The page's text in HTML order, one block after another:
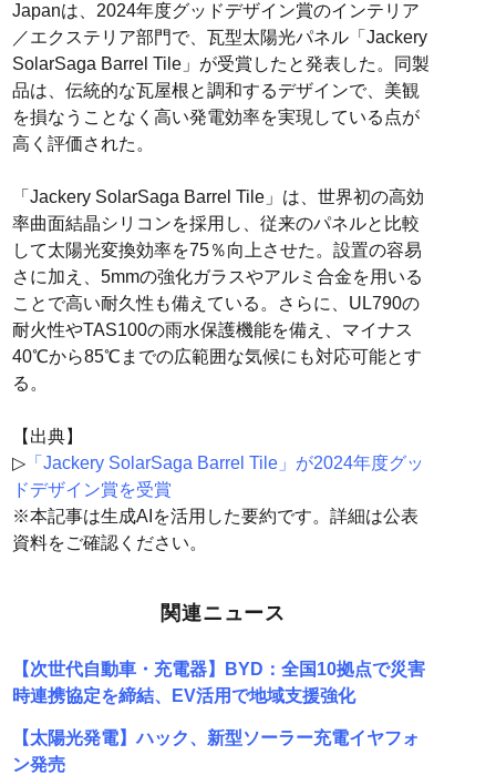
Japanは、2024年度グッドデザイン賞のインテリア
／エクステリア部門で、瓦型太陽光パネル「Jackery
SolarSaga Barrel Tile」が受賞したと発表した。同製
品は、伝統的な瓦屋根と調和するデザインで、美観
を損なうことなく高い発電効率を実現している点が
高く評価された。
「Jackery SolarSaga Barrel Tile」は、世界初の高効
率曲面結晶シリコンを採用し、従来のパネルと比較
して太陽光変換効率を75％向上させた。設置の容易
さに加え、5mmの強化ガラスやアルミ合金を用いる
ことで高い耐久性も備えている。さらに、UL790の
耐火性やTAS100の雨水保護機能を備え、マイナス
40℃から85℃までの広範囲な気候にも対応可能とす
る。
【出典】
▷「Jackery SolarSaga Barrel Tile」が2024年度グッ
ドデザイン賞を受賞
※本記事は生成AIを活用した要約です。詳細は公表
資料をご確認ください。
関連ニュース
【次世代自動車・充電器】BYD：全国10拠点で災害
時連携協定を締結、EV活用で地域支援強化
【太陽光発電】ハック、新型ソーラー充電イヤフォ
ン発売